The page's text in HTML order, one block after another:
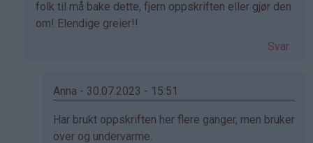
av
Svanhild
folk til må bake dette, fjern oppskriften eller gjør den
om! Elendige greier!!
Svar
Anna - 30.07.2023 - 15:51
Som
svar
Har brukt oppskriften her flere ganger, men bruker
over og undervarme.